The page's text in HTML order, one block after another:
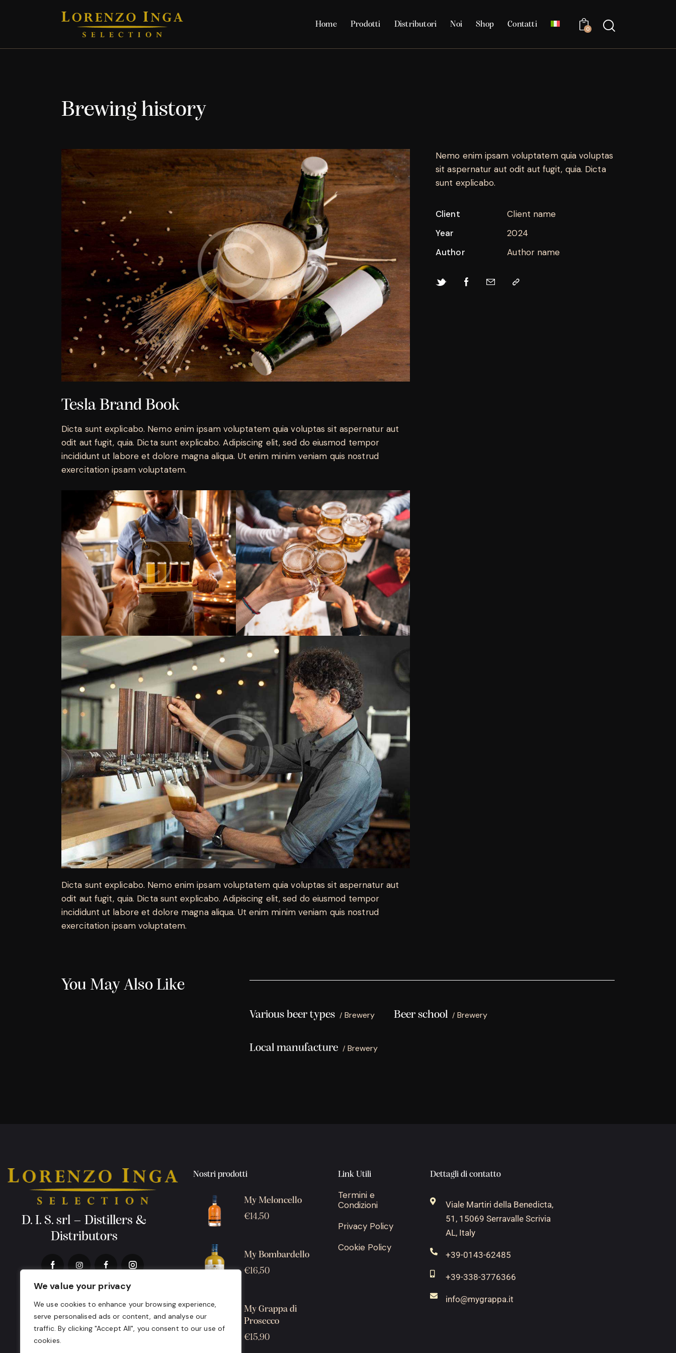
We value your privacy
We use cookies to enhance your browsing experience,
serve personalised ads or content, and analyse our
traffic. By clicking "Accept All", you consent to our use of
cookies.
Home Prodotti Distributori Noi Shop Contatti
0
Brewing history
Tesla Brand Book
Dicta sunt explicabo. Nemo enim ipsam voluptatem quia voluptas sit aspernatur aut
odit aut fugit, quia. Dicta sunt explicabo. Adipiscing elit, sed do eiusmod tempor
incididunt ut labore et dolore magna aliqua. Ut enim minim veniam quis nostrud
exercitation ipsam voluptatem.
Dicta sunt explicabo. Nemo enim ipsam voluptatem quia voluptas sit aspernatur aut
odit aut fugit, quia. Dicta sunt explicabo. Adipiscing elit, sed do eiusmod tempor
incididunt ut labore et dolore magna aliqua. Ut enim minim veniam quis nostrud
exercitation ipsam voluptatem.
Nemo enim ipsam voluptatem quia voluptas
sit aspernatur aut odit aut fugit, quia. Dicta
sunt explicabo.
Client
Client name
Year
2024
Author
Author name
You May Also Like
Brewery
Various beer types Brewery
Beer school
Brewery
Local manufacture
D. I. S. srl – Distillers &
Distributors
Nostri prodotti
My Meloncello
€14,50
My Bombardello
€16,50
My Grappa di
Prosecco
€15,90
Link Utili
Termini e
Condizioni
Privacy Policy
Cookie Policy
Dettagli di contatto
Viale Martiri della Benedicta,
51, 15069 Serravalle Scrivia
AL, Italy
+39-0143-62485
+39-338-3776366
info@mygrappa.it